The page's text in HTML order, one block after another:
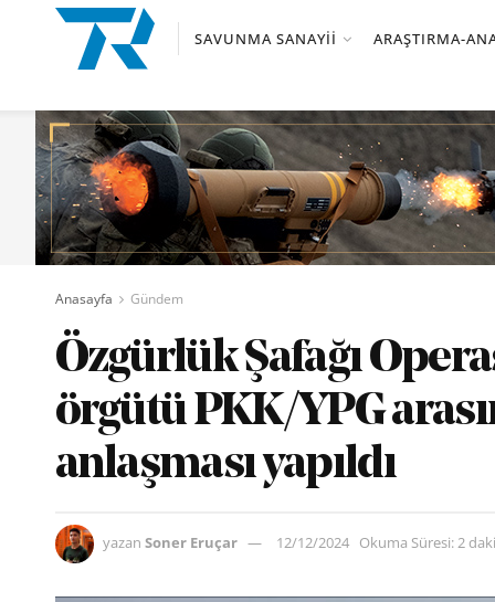
SAVUNMA SANAYII ARAŞTIRMA-
Anasayfa Gündem
Özgürlük Şafağı
örgütü PKK/YPG
anlaşması yapıldı
yazan Soner Eruçar 12/12/2024 Okuma Süresi: 2